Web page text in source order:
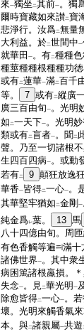
來一獨坐 二其前一。獨
爾時寶藏如來讃二寶
悲淨行。汝爲二無量
大利益。於二世間中一
就華田 一。有二種種
種莖種種根種種功徳
或有二蓮華一滿二百千
等。
7 或有二縱廣
廣三百由旬一。光明
如 二一天下一。光明
類或有二盲者一。聞 二
聲。乃至一切諸根
生四百四病一。或動
若有二 9 顛狂放逸
華香一皆得二一心一。
其華堅牢猶如 二金剛 一
純金爲レ葉。 13 馬
八十四億由旬。周
有色香觸等遍
滿十
諸佛世界一。其中衆
病困篤諸根羸損。
失念一。見二華光明 一
除愈皆得二一心一。
壞。光明來觸香氣
本。與二諸親屬一共遊